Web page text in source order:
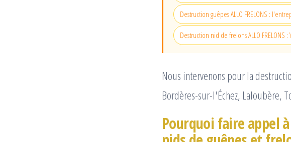
Destruction guêpes ALLO FRELONS :
Destruction nid de frelons ALLO
Nous intervenons pour la
Bordères-sur-l'Échez, Laloubère,
Pourquoi faire appel à